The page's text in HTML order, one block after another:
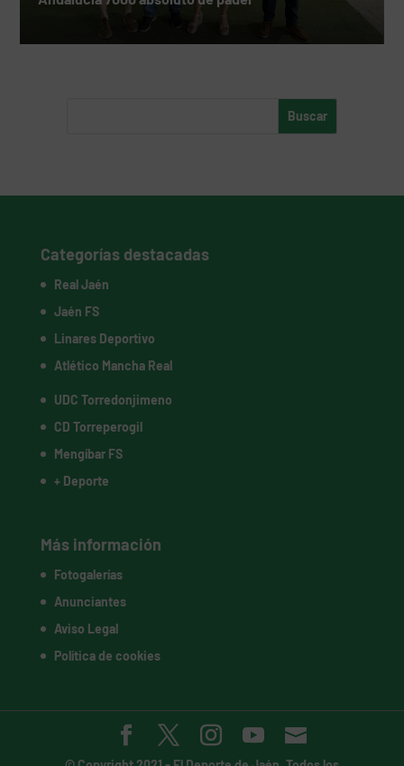
Categorías destacadas
Real Jaén
Jaén FS
Linares Deportivo
Atlético Mancha Real
UDC Torredonjimeno
CD Torreperogil
Mengíbar FS
+ Deporte
Más información
Fotogalerías
Anunciantes
Aviso Legal
Política de cookies